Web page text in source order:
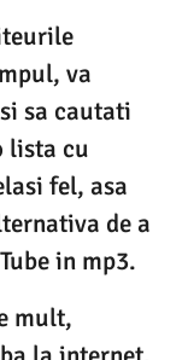
va
sa cautati
lista cu
fel, asa
de a
in mp3.
mult,